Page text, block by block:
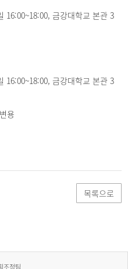
16:00~18:00, 금강대학교 본관 3
16:00~18:00, 금강대학교 본관 3
용
목록으로
조정팀